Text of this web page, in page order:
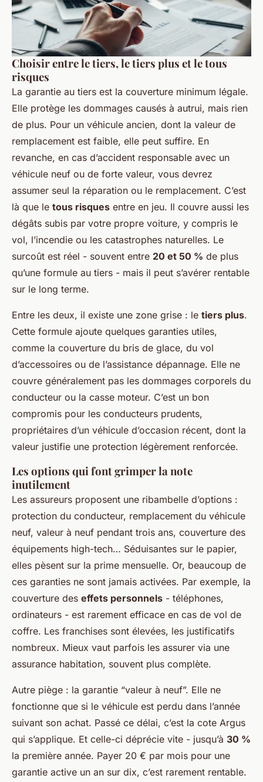
Choisir entre le tiers, le tiers plus et le tous
risques
La garantie au tiers est la couverture minimum légale.
Elle protège les dommages causés à autrui, mais rien
de plus. Pour un véhicule ancien, dont la valeur de
remplacement est faible, elle peut suffire. En
revanche, en cas d’accident responsable avec un
véhicule neuf ou de forte valeur, vous devrez
assumer seul la réparation ou le remplacement. C’est
là que le tous risques entre en jeu. Il couvre aussi les
dégâts subis par votre propre voiture, y compris le
vol, l’incendie ou les catastrophes naturelles. Le
surcoût est réel - souvent entre 20 et 50 % de plus
qu’une formule au tiers - mais il peut s’avérer rentable
sur le long terme.
Entre les deux, il existe une zone grise : le tiers plus.
Cette formule ajoute quelques garanties utiles,
comme la couverture du bris de glace, du vol
d’accessoires ou de l’assistance dépannage. Elle ne
couvre généralement pas les dommages corporels du
conducteur ou la casse moteur. C’est un bon
compromis pour les conducteurs prudents,
propriétaires d’un véhicule d’occasion récent, dont la
valeur justifie une protection légèrement renforcée.
Les options qui font grimper la note
inutilement
Les assureurs proposent une ribambelle d’options :
protection du conducteur, remplacement du véhicule
neuf, valeur à neuf pendant trois ans, couverture des
équipements high-tech… Séduisantes sur le papier,
elles pèsent sur la prime mensuelle. Or, beaucoup de
ces garanties ne sont jamais activées. Par exemple, la
couverture des effets personnels - téléphones,
ordinateurs - est rarement efficace en cas de vol de
coffre. Les franchises sont élevées, les justificatifs
nombreux. Mieux vaut parfois les assurer via une
assurance habitation, souvent plus complète.
Autre piège : la garantie “valeur à neuf”. Elle ne
fonctionne que si le véhicule est perdu dans l’année
suivant son achat. Passé ce délai, c’est la cote Argus
qui s’applique. Et celle-ci déprécie vite - jusqu’à 30 %
la première année. Payer 20 € par mois pour une
garantie active un an sur dix, c’est rarement rentable.